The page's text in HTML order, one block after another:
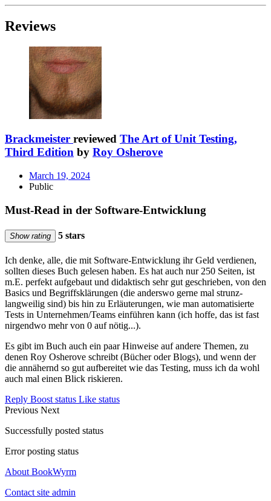
Reviews
Brackmeister reviewed The Art of Unit Testing,
Third Edition by Roy Osherove
March 19, 2024
Public
Must-Read in der Software-Entwicklung
Show rating 5 stars
Ich denke, alle, die mit Software-Entwicklung ihr Geld verdienen,
sollten dieses Buch gelesen haben. Es hat auch nur 250 Seiten, ist
m.E. perfekt aufgebaut und didaktisch sehr gut geschrieben, von den
Basics und Begriffsklärungen (die anderswo gerne mal strunz-
langweilig sind) bis hin zu Erläuterungen, wie man automatisierte
Tests in Unternehmen/Teams einführen kann (ich hoffe, das ist fast
nirgendwo mehr von 0 auf nötig...).
Es gibt im Buch auch ein paar Hinweise auf andere Themen, zu
denen Roy Osherove schreibt (Bücher oder Blogs), und wenn der
die annähernd so gut aufbereitet wie das Testing, muss ich da wohl
auch mal einen Blick riskieren.
Reply Boost status Like status
Previous Next
Successfully posted status
Error posting status
About BookWyrm
Contact site admin